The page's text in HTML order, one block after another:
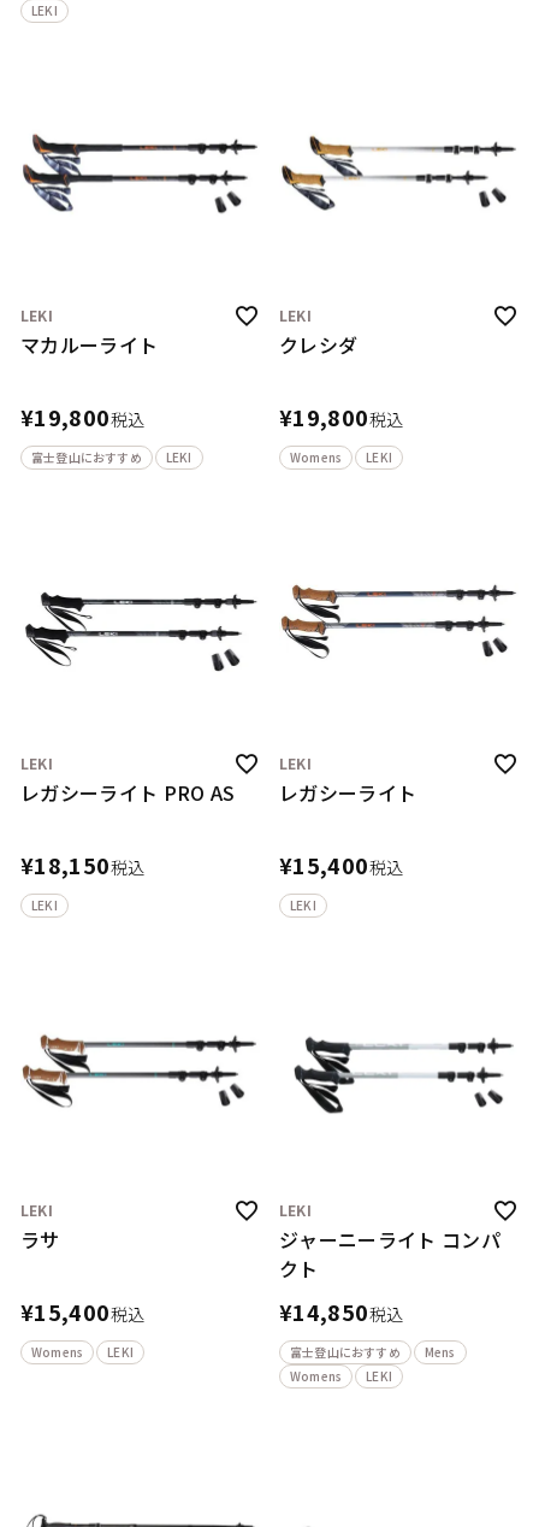
LEKI
LEKI
マカルーライト
¥19,800税込
富士登山におすすめ LEKI
LEKI
クレシダ
¥19,800税込
Womens LEKI
LEKI
レガシーライト PRO AS
¥18,150税込
LEKI
LEKI
レガシーライト
¥15,400税込
LEKI
LEKI
ラサ
¥15,400税込
Womens LEKI
LEKI
ジャーニーライト コンパ
クト
¥14,850税込
富士登山におすすめ
Mens
Womens
LEKI